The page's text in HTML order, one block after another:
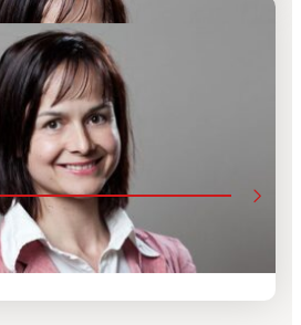
B.A.,
Vergleichende Staats- und
(LL.M.) und Europäische und